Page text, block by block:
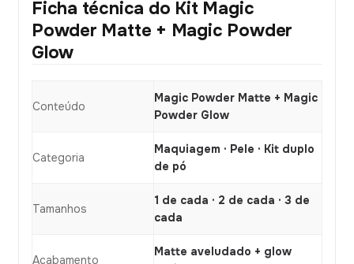
Ficha técnica do Kit Magic
Powder Matte + Magic Powder
Glow
Conteúdo
Magic Powder Matte + Magic
Powder Glow
Categoria
Maquiagem · Pele · Kit duplo
de pó
Tamanhos
1 de cada · 2 de cada · 3 de
cada
Acabamento
Matte aveludado + glow